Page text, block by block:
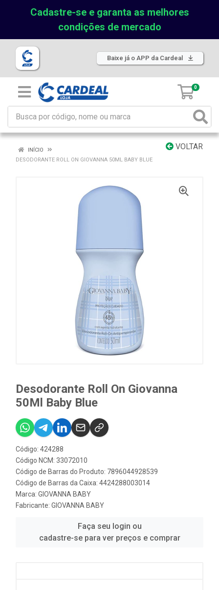
Cadastre-se e garanta as melhores
condições de mercado
Baixe já o APP da Cardeal
0
VOLTAR
INÍCIO
DESODORANTE ROLL ON GIOVANNA 50ML BABY BLUE
Desodorante Roll On Giovanna
50Ml Baby Blue
Código: 424288
Código NCM: 33072010
Código de Barras do Produto: 7896044928539
Código de Barras da Caixa: 4424288003014
Marca: GIOVANNA BABY
Fabricante: GIOVANNA BABY
Faça seu login ou
cadastre-se para ver preços e comprar